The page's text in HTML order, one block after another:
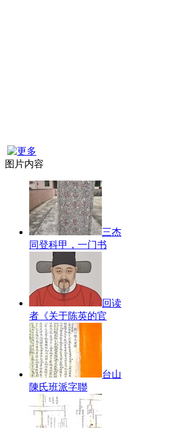
图片内容
三杰
同登科甲，一门书
回读
者《关于陈英的官
台山
陳氏班派字聯